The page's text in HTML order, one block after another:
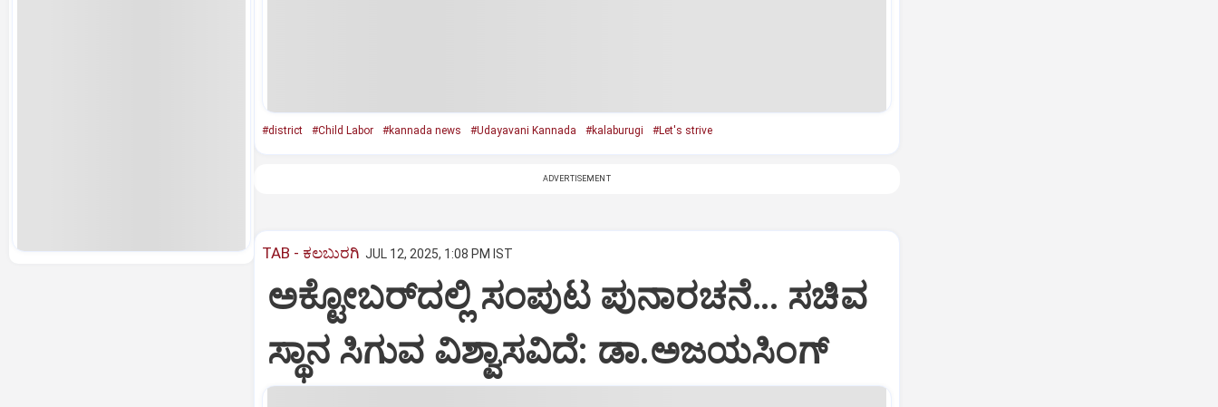
#district #Child Labor #kannada news #Udayavani Kannada #kalaburugi #Let's strive
ADVERTISEMENT
TAB - ಕಲಬುರಗಿ JUL 12, 2025, 1:08 PM IST
ಅಕ್ಟೋಬರ್‌ದಲ್ಲಿ ಸಂಪುಟ ಪುನಾರಚನೆ… ಸಚಿವ
ಸ್ಥಾನ ಸಿಗುವ ವಿಶ್ವಾಸವಿದೆ: ಡಾ.ಅಜಯಸಿಂಗ್